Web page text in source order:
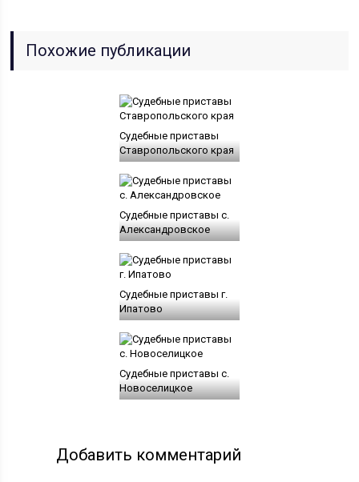
Похожие публикации
Судебные приставы
Ставропольского края
Судебные приставы с.
Александровское
Судебные приставы г.
Ипатово
Судебные приставы с.
Новоселицкое
Добавить комментарий